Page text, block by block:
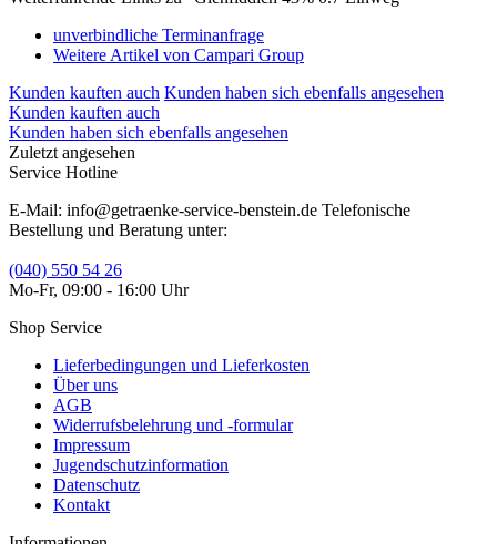
unverbindliche Terminanfrage
Weitere Artikel von Campari Group
Kunden kauften auch Kunden haben sich ebenfalls angesehen
Kunden kauften auch
Kunden haben sich ebenfalls angesehen
Zuletzt angesehen
Service Hotline
E-Mail: info@getraenke-service-benstein.de Telefonische
Bestellung und Beratung unter:
(040) 550 54 26
Mo-Fr, 09:00 - 16:00 Uhr
Shop Service
Lieferbedingungen und Lieferkosten
Über uns
AGB
Widerrufsbelehrung und -formular
Impressum
Jugendschutzinformation
Datenschutz
Kontakt